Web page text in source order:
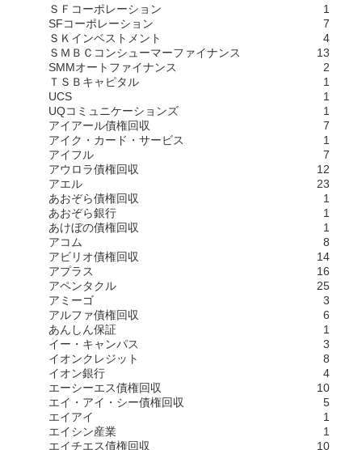
ＳＦコーポレーション
1
SFコーポレーション
7
ＳＫインベストメント
4
ＳＭＢＣコンシューマーファイナンス
13
SMMオートファイナンス
2
ＴＳＢキャピタル
1
UCS
1
UQコミュニケーションズ
1
アイアール債権回収
7
アイク・カード・サービス
1
アイフル
7
アウロラ債権回収
12
アエル
23
あおぞら債権回収
1
あおぞら銀行
1
あけぼの債権回収
1
アコム
8
アビリオ債権回収
14
アプラス
16
アペンタクル
25
アミーゴ
3
アルファ債権回収
6
あんしん保証
1
イー・キャンパス
3
イオンクレジット
8
イオン銀行
4
エーシーエス債権回収
10
エイ・アイ・シー債権回収
5
エイアイ
1
エイシン産業
1
エイチエス債権回収
10